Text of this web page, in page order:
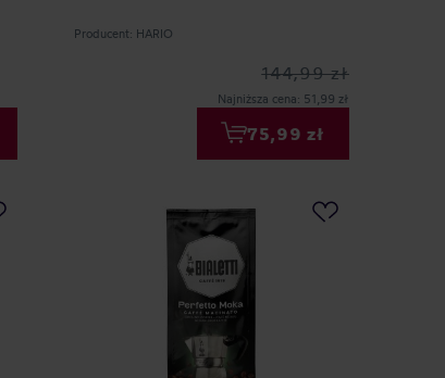
Producent: HARIO
144,99 zł
Najniższa cena: 51,99 zł
75,99 zł